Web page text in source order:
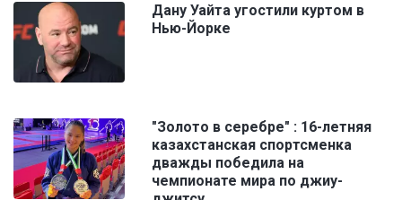
Дану Уайта угостили куртом в
Нью-Йорке
"Золото в серебре" : 16-летняя
казахстанская спортсменка
дважды победила на
чемпионате мира по джиу-